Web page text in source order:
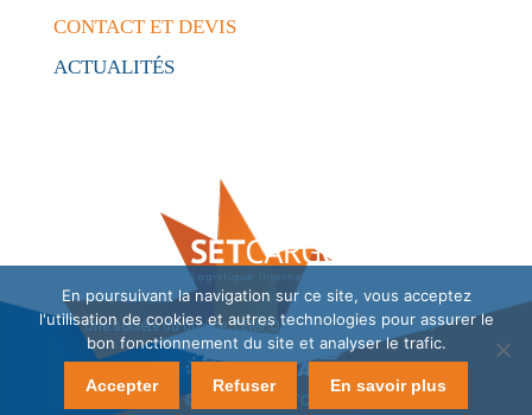
CONTACT ET DEVIS
ACTUALITÉS
Une société du groupeTEMPO ONE. Mentions légales
© 2013-2020 SETCARGO
En poursuivant la navigation sur ce site, vous acceptez
l'utilisation de cookies et autres technologies pour assurer le
bon fonctionnement du site et analyser le trafic.
Accepter Refuser En savoir plus